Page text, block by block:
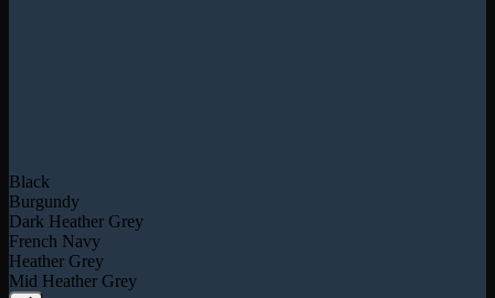
Black
Burgundy
Dark Heather Grey
French Navy
Heather Grey
Mid Heather Grey